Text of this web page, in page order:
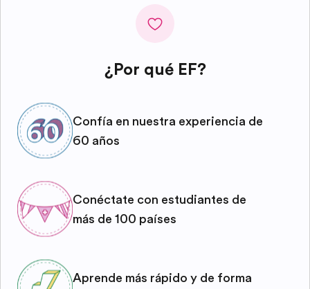
¿Por qué EF?
Confía en nuestra experiencia de
60 años
Conéctate con estudiantes de
más de 100 países
Aprende más rápido y de forma